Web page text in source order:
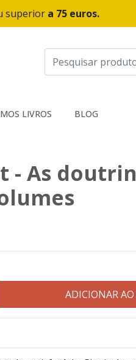
superior a 75 euros.
LIVROS BLOG
- As